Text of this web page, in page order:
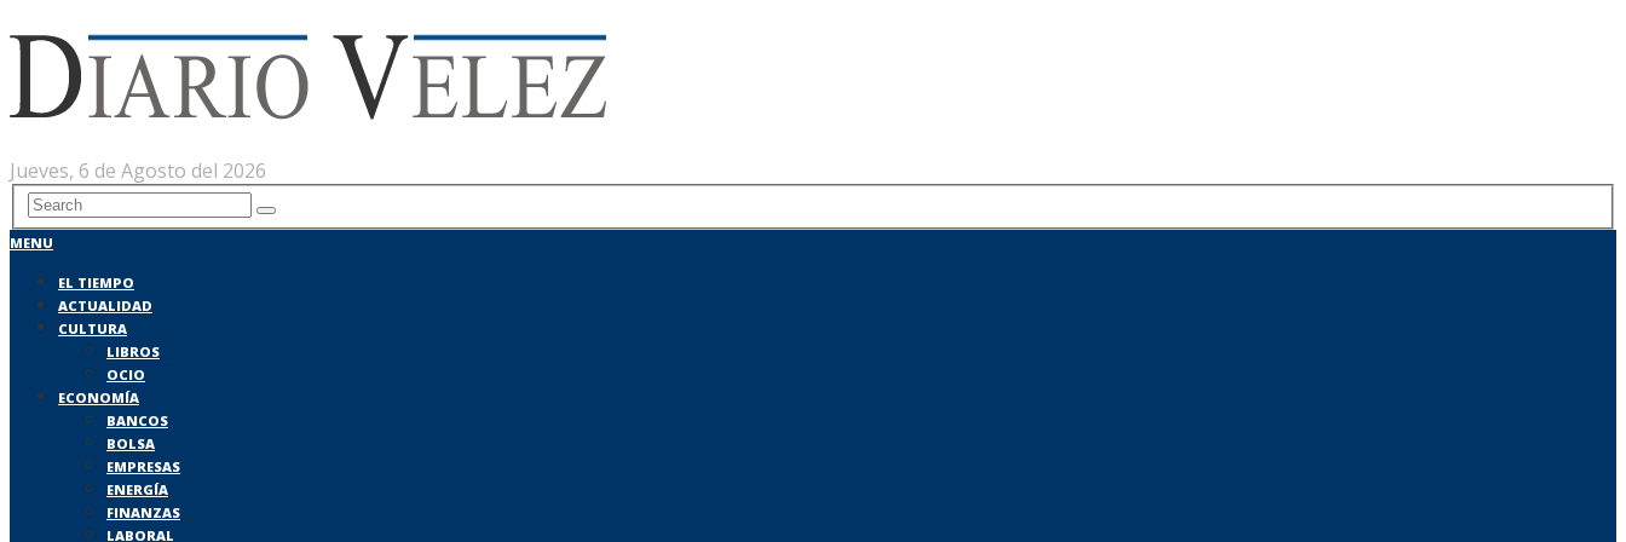
Jueves, 6 de Agosto del 2026
MENU
EL TIEMPO
ACTUALIDAD
CULTURA
LIBROS
OCIO
ECONOMÍA
BANCOS
BOLSA
EMPRESAS
ENERGÍA
FINANZAS
LABORAL